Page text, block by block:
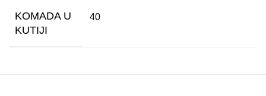
KOMADA U
KUTIJI
40